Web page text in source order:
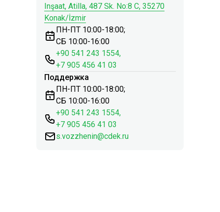
Inşaat, Atilla, 487 Sk. No:8 C, 35270
Konak/İzmir
ПН-ПТ 10:00-18:00;
СБ 10:00-16:00
+90 541 243 1554,
+7 905 456 41 03
Поддержка
ПН-ПТ 10:00-18:00;
СБ 10:00-16:00
+90 541 243 1554,
+7 905 456 41 03
s.vozzhenin@cdek.ru